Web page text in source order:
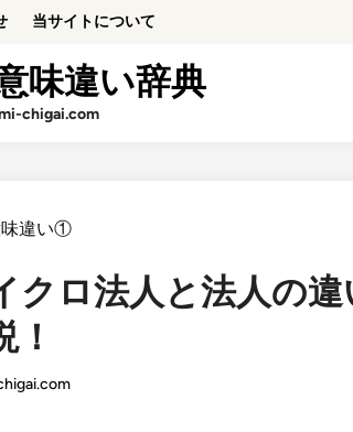
当サイトについて
味違い辞典
chigai.com
違い①
クロ法人と法人の
！